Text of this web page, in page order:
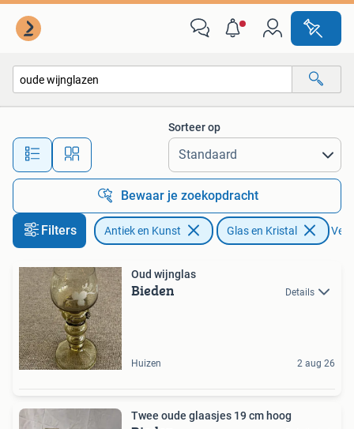
Alle afstanden…
Sorteer op
Bewaar je zoekopdracht
Filters Antiek en Kunst Glas en Kristal
Oud wijnglas
Bieden Details
Huizen 2 aug 26
Twee oude glaasjes 19 cm hoog